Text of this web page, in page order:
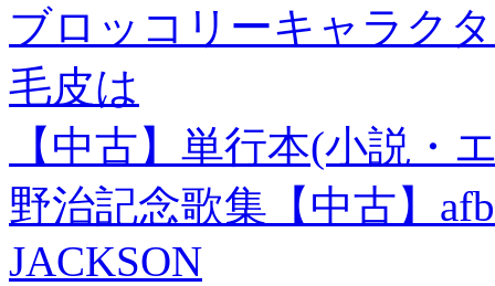
ブロッコリーキャラク
毛皮は
【中古】単行本(小説
野治記念歌集【中古】afb
JACKSON